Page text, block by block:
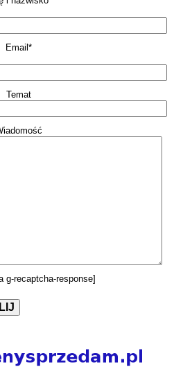
Email*
Temat
g-recaptcha-response]